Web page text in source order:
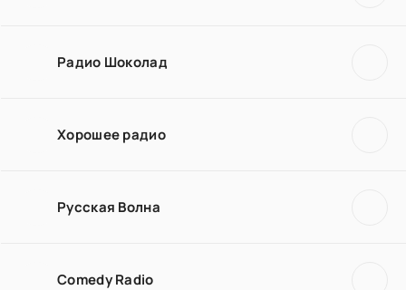
Радио Шоколад
Хорошее радио
Русская Волна
Comedy Radio